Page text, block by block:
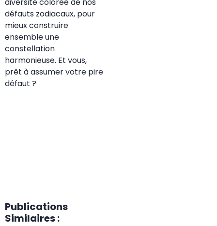
défauts zodiacaux, pour
mieux construire
ensemble une
constellation
harmonieuse. Et vous,
prêt à assumer votre pire
défaut ?
Publications
Similaires :